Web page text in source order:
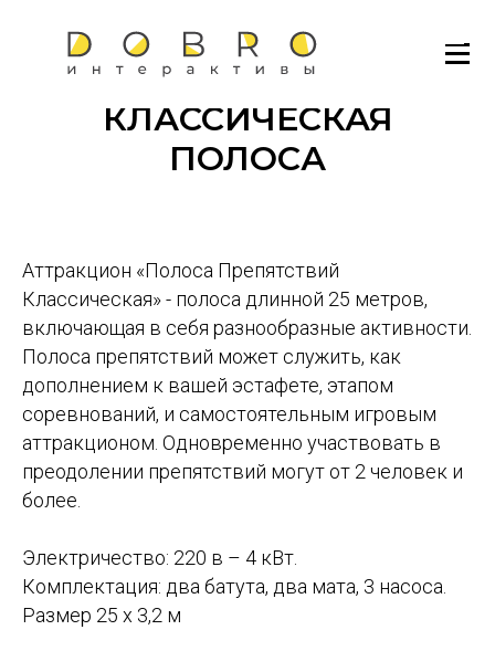
КЛАССИЧЕСКАЯ
ПОЛОСА
Аттракцион «Полоса Препятствий
Классическая» - полоса длинной 25 метров,
включающая в себя разнообразные активности.
Полоса препятствий может служить, как
дополнением к вашей эстафете, этапом
соревнований, и самостоятельным игровым
аттракционом. Одновременно участвовать в
преодолении препятствий могут от 2 человек и
более.
Электричество: 220 в – 4 кВт.
Комплектация: два батута, два мата, 3 насоса.
Размер 25 х 3,2 м